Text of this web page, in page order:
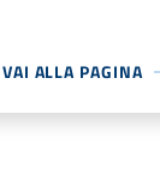
VAI ALLA PAGINA